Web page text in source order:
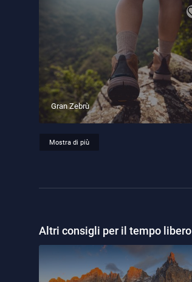
Gran Zebrù
Mostra di più
Altri consigli per il tempo libero